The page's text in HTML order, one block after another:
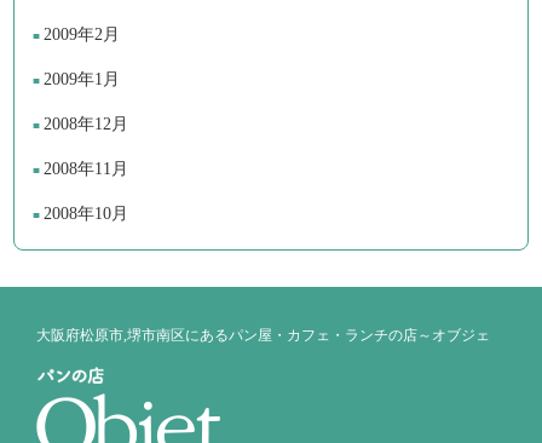
2009年2月
2009年1月
2008年12月
2008年11月
2008年10月
大阪府松原市,堺市南区にあるパン屋・カフェ・ランチの店～オブジェ